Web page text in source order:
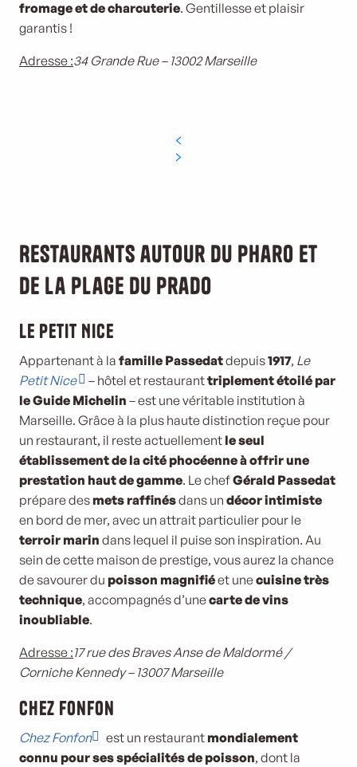
fromage et de charcuterie. Gentillesse et plaisir
garantis !
Adresse :34 Grande Rue – 13002 Marseille
Restaurants autour du Pharo et
de la plage du Prado
Le Petit Nice
Appartenant à la famille Passedatdepuis1917, Le
Petit Nice
– hôtel et restauranttriplement étoilé par
le Guide Michelin – est une véritable institution à
Marseille. Grâce à la plus haute distinction reçue pour
un restaurant, il reste actuellement le seul
établissement de la cité phocéenne à offrir une
prestation haut de gamme. Le chefGérald Passedat
prépare des mets raffinésdans un décor intimiste
en bord de mer, avec un attrait particulier pour le
terroir marin dans lequel il puise son inspiration. Au
sein de cette maison de prestige, vous aurez la chance
de savourer du poisson magnifiéet unecuisine très
technique, accompagnés d’unecarte de vins
inoubliable.
Adresse :17 rue des Braves Anse de Maldormé /
Corniche Kennedy – 13007 Marseille
Chez Fonfon
Chez Fonfon est un restaurant mondialement
connu pour ses spécialités de poisson, dont la